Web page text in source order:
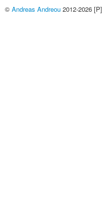
© Andreas Andreou 2012-2026 [P]